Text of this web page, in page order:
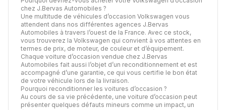
chez J.Bervas Automobiles ?
Une multitude de véhicules d’occasion Volkswagen vous
attendent dans nos différentes agences J.Bervas
Automobiles à travers l’ouest de la France. Avec ce stock,
vous trouverez la Volkswagen qui convient à vos attentes en
termes de prix, de moteur, de couleur et d’équipement.
Chaque voiture d’occasion vendue chez J.Bervas
Automobiles fait aussi l’objet d’un reconditionnement et est
accompagné d’une garantie, ce qui vous certifie le bon état
de votre véhicule lors de la livraison.
Pourquoi reconditionner les voitures d’occasion ?
Au cours de sa vie précédente, une voiture d’occasion peut
présenter quelques défauts mineurs comme un impact, un